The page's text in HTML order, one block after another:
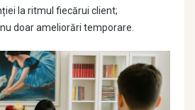
la ritmul fiecărui client;
doar ameliorări temporare.